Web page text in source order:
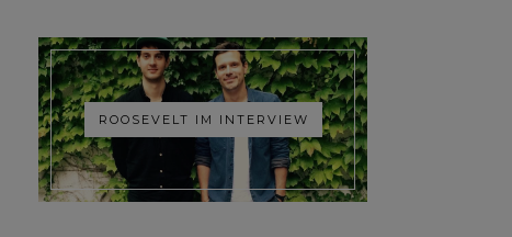
ROOSEVELT IM INTERVIEW